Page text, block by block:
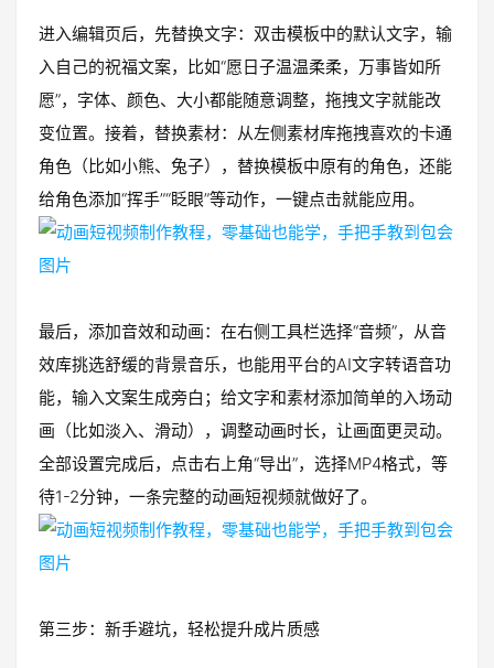
进入编辑页后，先替换文字：双击模板中的默认文字，输
入自己的祝福文案，比如“愿日子温温柔柔，万事皆如所
愿”，字体、颜色、大小都能随意调整，拖拽文字就能改
变位置。接着，替换素材：从左侧素材库拖拽喜欢的卡通
角色（比如小熊、兔子），替换模板中原有的角色，还能
给角色添加“挥手”“眨眼”等动作，一键点击就能应用。
最后，添加音效和动画：在右侧工具栏选择“音频”，从音
效库挑选舒缓的背景音乐，也能用平台的AI文字转语音功
能，输入文案生成旁白；给文字和素材添加简单的入场动
画（比如淡入、滑动），调整动画时长，让画面更灵动。
全部设置完成后，点击右上角“导出”，选择MP4格式，等
待1-2分钟，一条完整的动画短视频就做好了。
第三步：新手避坑，轻松提升成片质感